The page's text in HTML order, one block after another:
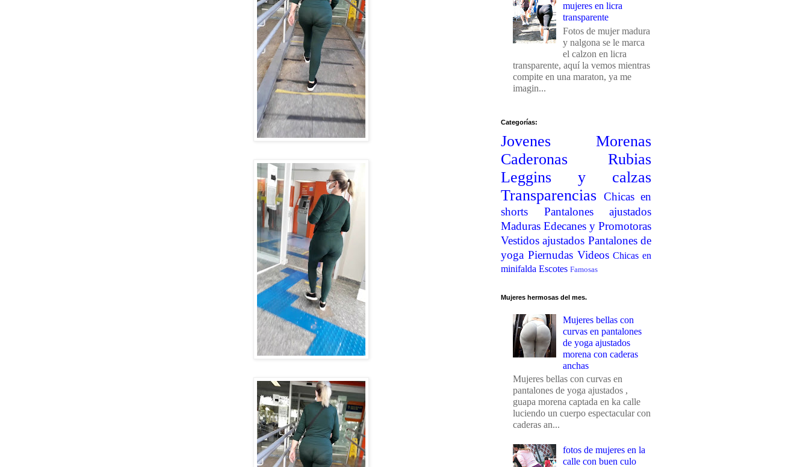
mujeres en licra
transparente
Fotos de mujer madura
y nalgona se le marca
el calzon en licra
transparente, aquí la vemos mientras
compite en una maraton, ya me
imagin...
Categorías:
Jovenes
Morenas
Caderonas
Rubias
Leggins y calzas
Transparencias Chicas en
shorts
Pantalones ajustados
Maduras Edecanes y Promotoras
Vestidos ajustados Pantalones de
yoga Piernudas Videos Chicas en
minifalda Escotes Famosas
Mujeres hermosas del mes.
Mujeres bellas con
curvas en pantalones
de yoga ajustados
morena con caderas
anchas
Mujeres bellas con curvas en
pantalones de yoga ajustados ,
guapa morena captada en ka calle
luciendo un cuerpo espectacular con
caderas an...
fotos de mujeres en la
calle con buen culo